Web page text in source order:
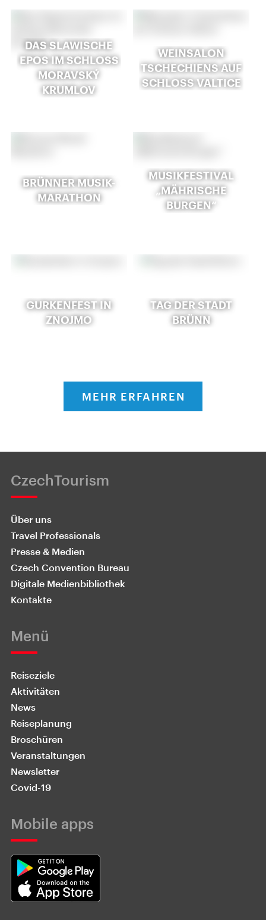
DAS SLAWISCHE
EPOS IM SCHLOSS
MORAVSKÝ
KRUMLOV
WEINSALON
TSCHECHIENS AUF
SCHLOSS VALTICE
BRÜNNER MUSIK-
MARATHON
MUSIKFESTIVAL
„MÄHRISCHE
BURGEN“
GURKENFEST IN
ZNOJMO
TAG DER STADT
BRÜNN
MEHR ERFAHREN
CzechTourism
Über uns
Travel Professionals
Presse & Medien
Czech Convention Bureau
Digitale Medienbibliothek
Kontakte
Menü
Reiseziele
Aktivitäten
News
Reiseplanung
Broschüren
Veranstaltungen
Newsletter
Covid-19
Mobile apps